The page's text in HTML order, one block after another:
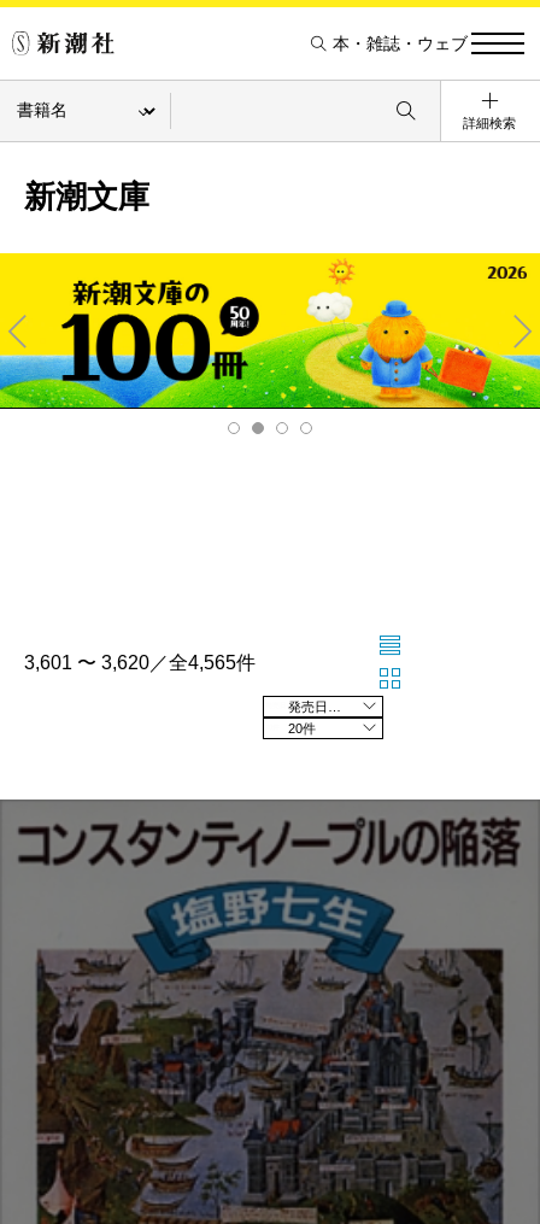
本・雑誌・ウェブ
詳細検索
新潮文庫
Pre
v
Ne
xt
3,601 〜 3,620／全4,565件
20件